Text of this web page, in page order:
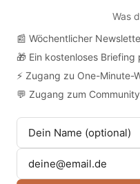
Die Reise fortsetzen
Verpasse
mehr und
One-
Was
📰 Wöchentlicher
🎁 Ein kostenloses Briefing
⚡ Zugang zu One-Minute-
💬 Zugang zum